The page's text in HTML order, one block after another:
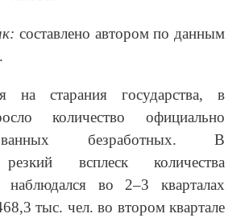
составлено автором по данным
на старания государства, в
количество официально
безработных. В
резкий всплеск количества
наблюдался во 2–3 кварталах
тыс. чел. во втором квартале